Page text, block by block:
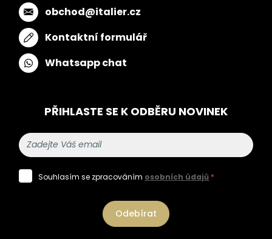
obchod@italier.cz
Kontaktní formulář
Whatsapp chat
PŘIHLASTE SE K ODBĚRU NOVINEK
Souhlasím se zpracováním osobních údajů *
Odebírat